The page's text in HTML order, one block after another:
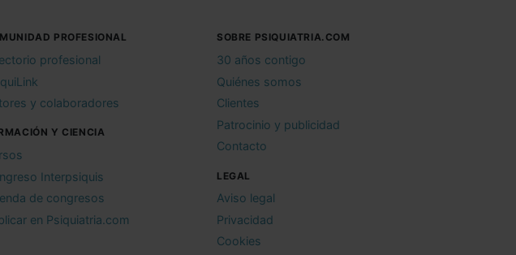
PROFESIONAL
profesional
y colaboradores
Y CIENCIA
Interpsiquis
de congresos
en Psiquiatria.com
SOBRE PSIQUIATRIA.COM
30 años contigo
Quiénes somos
Clientes
Patrocinio y publicidad
Contacto
LEGAL
Aviso legal
Privacidad
Cookies